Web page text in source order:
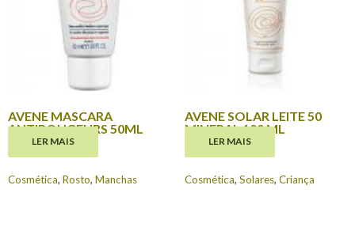
AVENE MASCARA
ANTIROUGEURS 50ML
16.30
LER MAIS
Cosmética, Rosto, Manchas
AVENE SOLAR LEITE 50
MINERAL 100 ML
19.95
LER MAIS
Cosmética, Solares, Criança